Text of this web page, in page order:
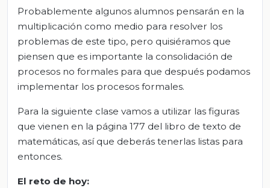
Probablemente algunos alumnos pensarán en la
multiplicación como medio para resolver los
problemas de este tipo, pero quisiéramos que
piensen que es importante la consolidación de
procesos no formales para que después podamos
implementar los procesos formales.
Para la siguiente clase vamos a utilizar las figuras
que vienen en la página 177 del libro de texto de
matemáticas, así que deberás tenerlas listas para
entonces.
El reto de hoy: